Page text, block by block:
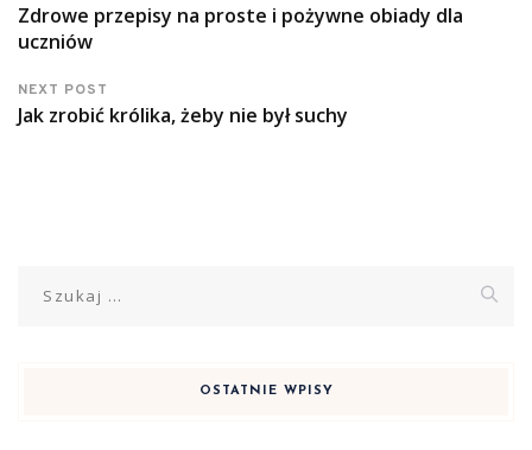
Zdrowe przepisy na proste i pożywne obiady dla
uczniów
NEXT POST
Jak zrobić królika, żeby nie był suchy
OSTATNIE WPISY